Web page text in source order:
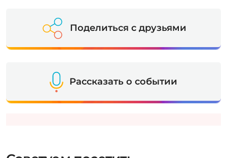
Поделиться с друзьями
Рассказать о событии